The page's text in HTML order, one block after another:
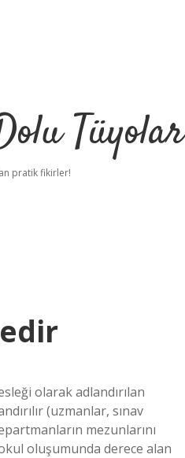
Tüyolar
pratik fikirler!
olarak adlandırılan
(uzmanlar, sınav
mezunlarını
oluşumunda derece alan